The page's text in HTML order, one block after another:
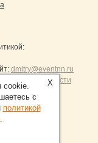
dmitry@eventnn.ru
X
cookie.
с
политикой
.